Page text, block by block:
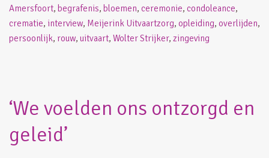
Amersfoort, begrafenis, bloemen, ceremonie, condoleance,
crematie, interview, Meijerink Uitvaartzorg, opleiding, overlijden,
persoonlijk, rouw, uitvaart, Wolter Strijker, zingeving
‘We voelden ons ontzorgd en
geleid’